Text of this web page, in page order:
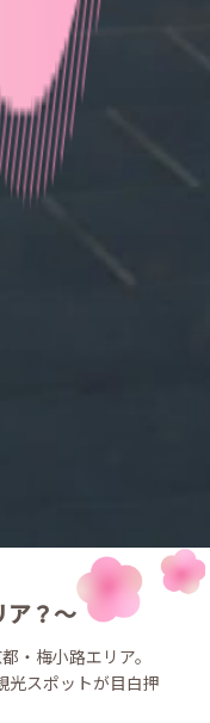
ア？～
・梅小路エリア。
スポットが目白押